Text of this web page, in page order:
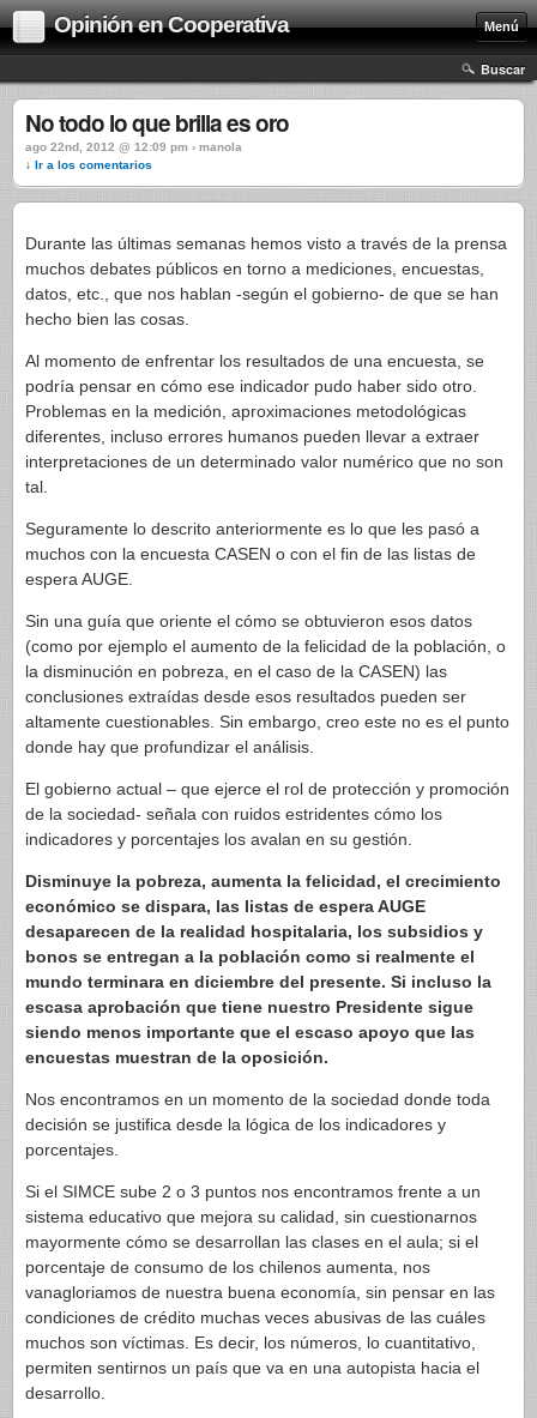
Opinión en Cooperativa Menú
Buscar
No todo lo que brilla es oro
ago 22nd, 2012 @ 12:09 pm › manola
↓ Ir a los comentarios
Durante las últimas semanas hemos visto a través de la prensa
muchos debates públicos en torno a mediciones, encuestas,
datos, etc., que nos hablan -según el gobierno- de que se han
hecho bien las cosas.
Al momento de enfrentar los resultados de una encuesta, se
podría pensar en cómo ese indicador pudo haber sido otro.
Problemas en la medición, aproximaciones metodológicas
diferentes, incluso errores humanos pueden llevar a extraer
interpretaciones de un determinado valor numérico que no son
tal.
Seguramente lo descrito anteriormente es lo que les pasó a
muchos con la encuesta CASEN o con el fin de las listas de
espera AUGE.
Sin una guía que oriente el cómo se obtuvieron esos datos
(como por ejemplo el aumento de la felicidad de la población, o
la disminución en pobreza, en el caso de la CASEN) las
conclusiones extraídas desde esos resultados pueden ser
altamente cuestionables. Sin embargo, creo este no es el punto
donde hay que profundizar el análisis.
El gobierno actual – que ejerce el rol de protección y promoción
de la sociedad- señala con ruidos estridentes cómo los
indicadores y porcentajes los avalan en su gestión.
Disminuye la pobreza, aumenta la felicidad, el crecimiento
económico se dispara, las listas de espera AUGE
desaparecen de la realidad hospitalaria, los subsidios y
bonos se entregan a la población como si realmente el
mundo terminara en diciembre del presente. Si incluso la
escasa aprobación que tiene nuestro Presidente sigue
siendo menos importante que el escaso apoyo que las
encuestas muestran de la oposición.
Nos encontramos en un momento de la sociedad donde toda
decisión se justifica desde la lógica de los indicadores y
porcentajes.
Si el SIMCE sube 2 o 3 puntos nos encontramos frente a un
sistema educativo que mejora su calidad, sin cuestionarnos
mayormente cómo se desarrollan las clases en el aula; si el
porcentaje de consumo de los chilenos aumenta, nos
vanagloriamos de nuestra buena economía, sin pensar en las
condiciones de crédito muchas veces abusivas de las cuáles
muchos son víctimas. Es decir, los números, lo cuantitativo,
permiten sentirnos un país que va en una autopista hacia el
desarrollo.